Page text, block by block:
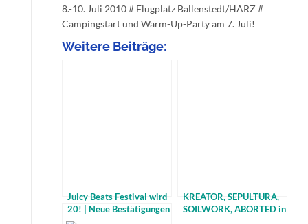
8.-10. Juli 2010 # Flugplatz Ballenstedt/HARZ #
Campingstart und Warm-Up-Party am 7. Juli!
Weitere Beiträge:
Juicy Beats Festival wird
20! | Neue Bestätigungen
KREATOR, SEPULTURA,
SOILWORK, ABORTED in